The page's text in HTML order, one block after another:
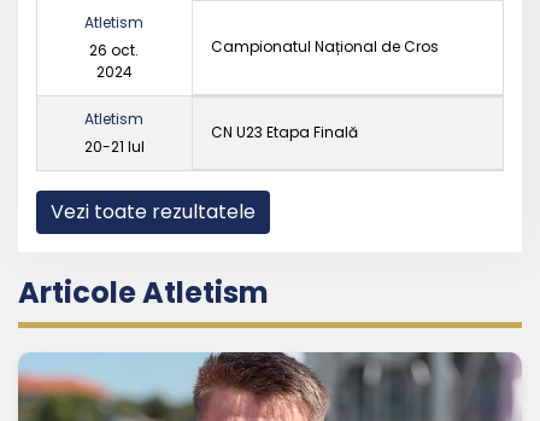
Atletism
26 oct.
2024
Campionatul Național de Cros
Atletism
20-21 Iul
CN U23 Etapa Finală
Vezi toate rezultatele
Articole Atletism